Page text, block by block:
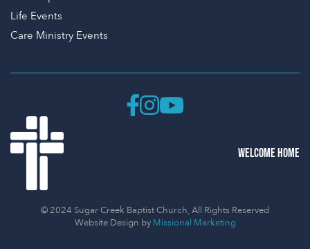
Life Events
Care Ministry Events
WELCOME HOME
© 2024 Sugar Creek Baptist Church, All Rights Reserved
Website Design by Missional Marketing